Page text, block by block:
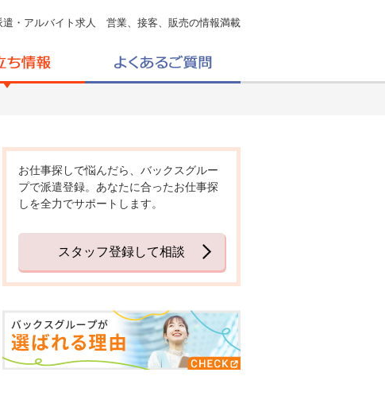
遣・アルバイト求人 営業、接客、販売の情報満載
お仕事探しで悩んだら、バックスグルー
プで派遣登録。あなたに合ったお仕事探
しを全力でサポートします。
スタッフ登録して相談